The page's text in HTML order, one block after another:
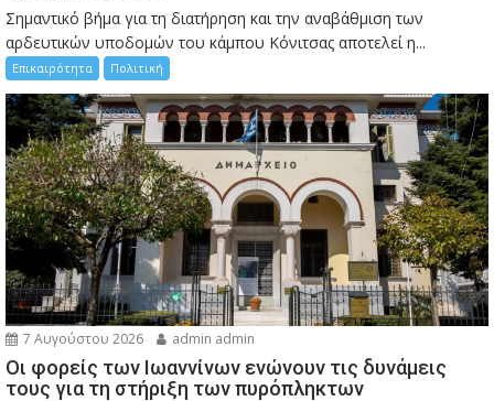
Σημαντικό βήμα για τη διατήρηση και την αναβάθμιση των
αρδευτικών υποδομών του κάμπου Κόνιτσας αποτελεί η...
Επικαιρότητα Πολιτική
7 Αυγούστου 2026 admin admin
Οι φορείς των Ιωαννίνων ενώνουν τις δυνάμεις
τους για τη στήριξη των πυρόπληκτων